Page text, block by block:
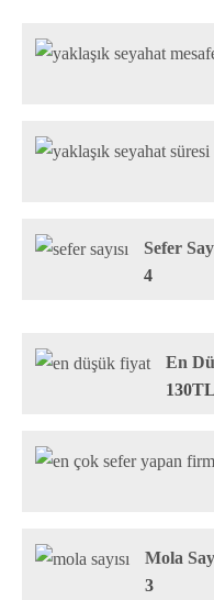
Sefer
4
En
Mola
3